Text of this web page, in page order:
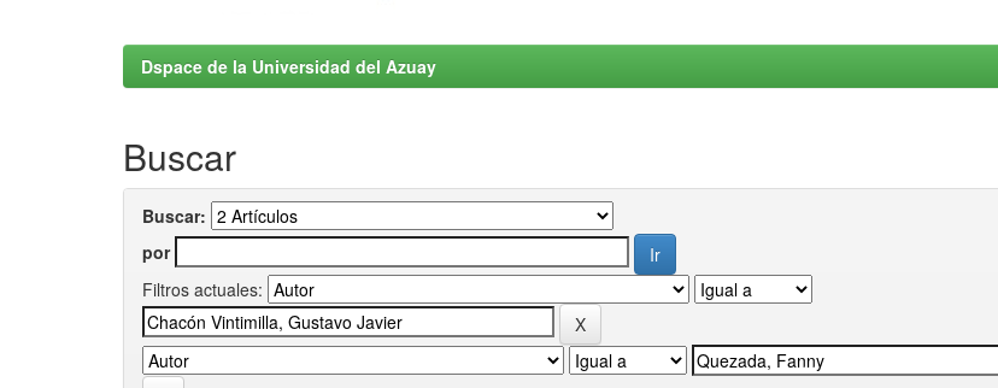
Dspace de la Universidad del Azuay
Buscar
Buscar:
por
Filtros actuales: